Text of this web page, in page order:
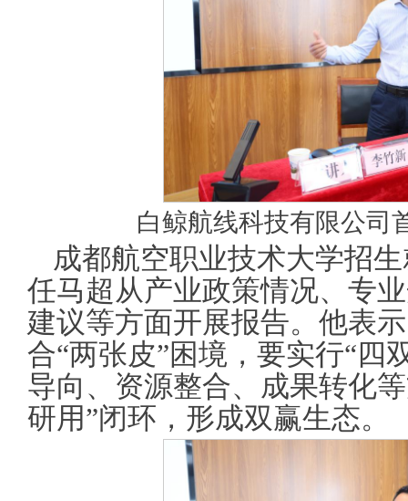
白鲸航线科技有限公司
成都航空职业技术大学招
任马超从产业政策情况、专
建议等方面开展报告。他表
合“两张皮”困境，要实行“四
导向、资源整合、成果转化
研用”闭环，形成双赢生态。